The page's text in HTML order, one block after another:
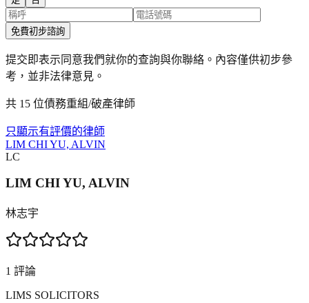
免費初步諮詢
提交即表示同意我們就你的查詢與你聯絡。內容僅供初步參
考，並非法律意見。
共 15 位債務重組/破產律師
只顯示有評價的律師
LIM CHI YU, ALVIN
LC
LIM CHI YU, ALVIN
林志宇
1 評論
LIMS SOLICITORS